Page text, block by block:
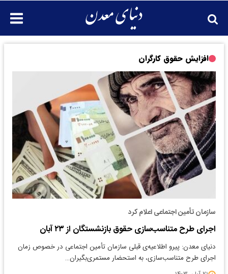
افزايش حقوق كارگران
سازمان تأمین اجتماعی اعلام کرد
اجرای طرح متناسب‌سازی حقوق بازنشستگان از ۲۳ آبان
دنیای معدن: پیرو اطلاعیه‌ی قبلی سازمان تأمین اجتماعی در خصوص زمان
اجرای طرح متناسب‌سازی، ‌به استحضار مستمری‌بگیران…